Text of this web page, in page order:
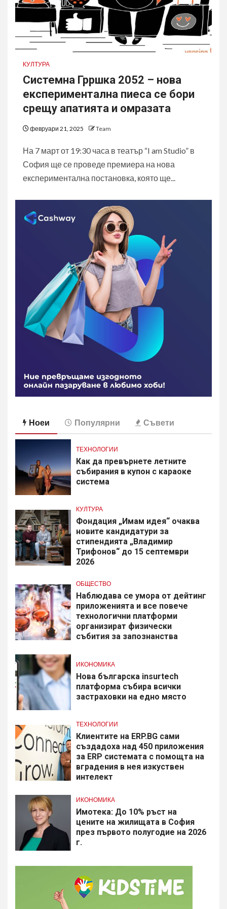
КУЛТУРА
Системна Грршка 2052 – нова
експериментална пиеса се бори
срещу апатията и омразата
февруари 21, 2025 Team
На 7 март от 19:30 часа в театър “I am Studio” в
София ще се проведе премиера на нова
експериментална постановка, която ще...
Ноеи Популярни Съвети
ТЕХНОЛОГИИ
Как да превърнете летните
събирания в купон с караоке
система
КУЛТУРА
Фондация „Имам идея“ очаква
новите кандидатури за
стипендията „Владимир
Трифонов“ до 15 септември
2026
ОБЩЕСТВО
Наблюдава се умора от дейтинг
приложенията и все повече
технологични платформи
организират физически
събития за запознанства
ИКОНОМИКА
Нова българска insurtech
платформа събира всички
застраховки на едно място
ТЕХНОЛОГИИ
Клиентите на ERP.BG сами
създадоха над 450 приложения
за ERP системата с помощта на
вградения в нея изкуствен
интелект
ИКОНОМИКА
Имотека: До 10% ръст на
цените на жилищата в София
през първото полугодие на 2026
г.